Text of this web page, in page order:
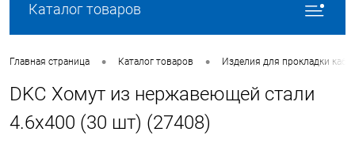
Каталог товаров
Главная страница • Каталог товаров • Изделия для прокладки
DKC Хомут из нержавеющей стали
4.6х400 (30 шт) (27408)